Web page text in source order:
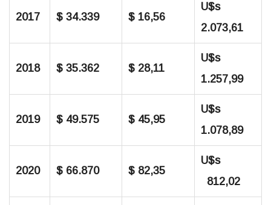
2017 $ 34.339 $ 16,56
U$s
2.073,61
2018 $ 35.362 $ 28,11
U$s
1.257,99
2019 $ 49.575 $ 45,95
U$s
1.078,89
2020 $ 66.870 $ 82,35
U$s
812,02